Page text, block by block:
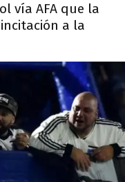
vía AFA que la
a la